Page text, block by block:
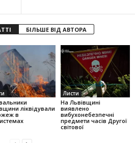
БІЛЬШЕ ВІД АВТОРА
ліквідували
в
Листи
На Львівщині
виявлено
вибухонебезпечні
предмети часів Другої
світової